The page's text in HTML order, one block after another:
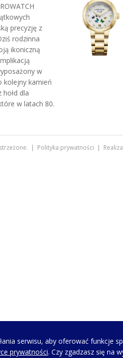
precyzję z
rodzinna
ikoniczną
w
kolejny kamień
dla
w latach 80.
| Polityka prywatności |
serwisu, aby oferować funkcje
prywatności. Czy zgadzasz się na